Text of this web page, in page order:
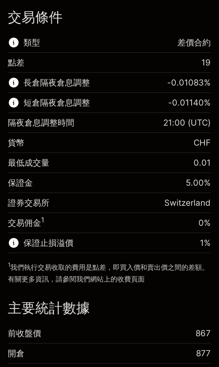
交易條件
類型
該金融市場可進行差價合約交易。
了解更多：
差價合約
差價合約
點差 19
長倉隔夜倉息調整
保證金。您的投資
CHF 1,000.00
隔夜倉息
-0.010826%
(-CHF 2.20)
使用杠杆的交易規模（大約值）CHF 20,000.00
來自杠杆的資金 - 美元（大約值）
CHF 19,000.00
前往平台
-0.01083%
短倉隔夜倉息調整
保證金。您的投資
CHF 1,000.00
隔夜倉息
來自頭寸全值的費用
-0.011396%
(-CHF 2.30)
使用杠杆的交易規模（大約值）CHF 20,000.00
來自杠杆的資金 - 美元（大約值）
CHF 19,000.00
前往平台
-0.01140%
隔夜倉息調整時間 21:00 (UTC)
貨幣 CHF
最低成交量 0.01
保證金 5.00%
證券交易所 Switzerland
交易佣金1 0%
保證止損溢價 1%
1我們執行交易收取的費用是點差，即買入價和賣出價之間的差額。
有關更多資訊，請參閱我們網站上的收費頁面
主要統計數據
前收盤價 867
開倉 877